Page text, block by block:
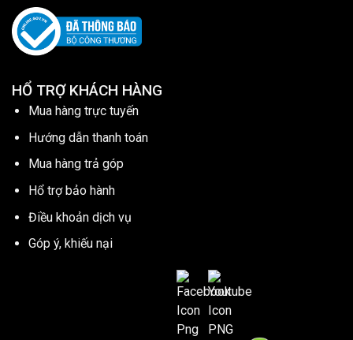
HỔ TRỢ KHÁCH HÀNG
Mua hàng trực tuyến
Hướng dẫn thanh toán
Mua hàng trả góp
Hổ trợ bảo hành
Điều khoản dịch vụ
Góp ý, khiếu nại